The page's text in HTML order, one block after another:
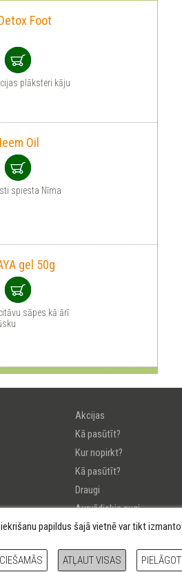
Foot
plāksteri kāju
Oil
spiesta Nīma
gel 50g
sāpes kā ārī
Akcijas
Kā pasūtīt?
Kur nopirkt?
Kā pasūtīt?
Draugi
Aurvēdiskie augi
Uzzini savu Došu
Pielāgot sīkdatnes All
papildus šajā vietnē var tikt
ATĻAUT VISAS